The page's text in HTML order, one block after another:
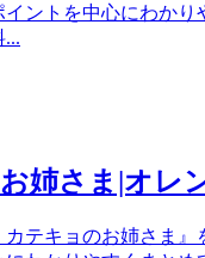
ントを中心にわかり
...
姉さま|オレ
テキョのお姉さま』